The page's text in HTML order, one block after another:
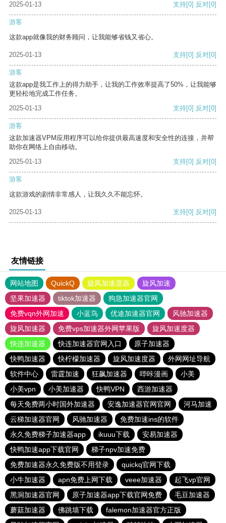
2025-01-13
支持[0] 反对[0]
游客
这款app就像我的财务顾问，让我能够省钱又省心。
2025-01-13 支持[0] 反对[0]
游客
这款app是我工作上的得力助手，让我的工作效率提高了50%，让我能够
更轻松地完成工作任务。
2025-01-13
支持[0] 反对[0]
游客
这款加速器VPM应用程序可以给你提供最高速度和安全性的连接，并帮
助你在网络上自由移动。
2025-01-13
支持[0] 反对[0]
游客
这款游戏的剧情非常感人，让我久久不能忘怀。
2025-01-13 支持[0] 反对[0]
友情链接
网站地图 QuickQ 旋风加速度器
旋风加速
坚果加速器
tiktok加速器
狗急加速器官网
免费vqn外网加速
小蓝鸟 优途加速器官网
风驰加速器
旋风加速器
免费vps加速器外网苹果版
旋风加速度器
快连加速器
快连加速器官网入口
原子加速器
快鸭加速器
快柠檬加速器 旋风加速度器
外网网址导航
软件中心
雷霆加速 狂飙加速器 哔咔漫画
小美
小美vpn
小美加速器 快鸭VPN
西游加速器
每天免费两小时国外加速器
安逸加速器官网官网
河马加速
云梯加速器官网
风驰加速器
免费加速ins的软件
永久免费梯子加速器app
ikuuu下载
安易加速器
快鸭加速app下载官网
梯子npv加速免费
免费加速器永久免费版不用登录
quickq官网下载
小牛加速器
apn免费上网下载 veee加速器
起飞vp官网
黑洞加速器官网
原子加速器app下载官网免费
毛豆加速器
蘑菇加速器
佛跳墙下载
falemon加速器官方正版